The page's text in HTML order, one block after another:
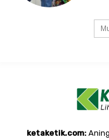
ketaketik.com: